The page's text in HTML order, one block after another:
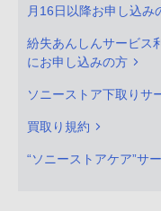
月16日以降お申し込み
紛失あんしんサービ
にお申し込みの方
ソニーストア下取りサ
買取り規約
“ソニーストアケア”サ